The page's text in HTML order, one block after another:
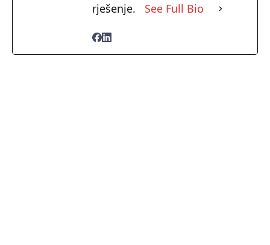
rješenje.
See Full Bio